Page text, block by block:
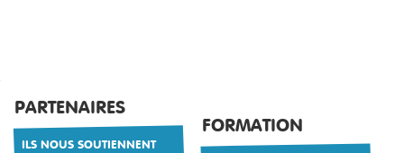
PARTENAIRES
ILS NOUS SOUTIENNENT
FORMATION